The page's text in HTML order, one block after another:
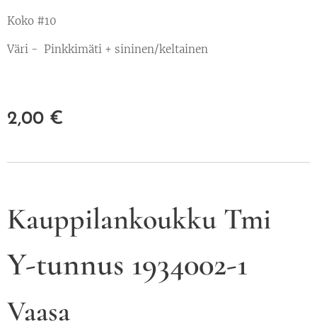
Koko #10
Väri - Pinkkimäti + sininen/keltainen
2,00 €
Kauppilankoukku Tmi
Y-tunnus 1934002-1
Vaasa